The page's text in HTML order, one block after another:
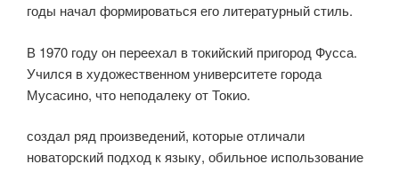
годы начал формироваться его литературный стиль.
В 1970 году он переехал в токийский пригород Фусса.
Учился в художественном университете города
Мусасино, что неподалеку от Токио.
создал ряд произведений, которые отличали
новаторский подход к языку, обильное использование